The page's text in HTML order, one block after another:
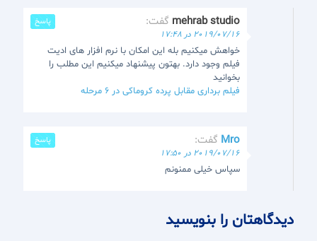
mehrab studio گفت:
2019/07/16 در 17:48
خواهش میکنیم بله این امکان با نرم افزار های ادیت
فیلم وجود دارد. بهتون پیشنهاد میکنیم این مطلب را
بخوانید
فیلم برداری مقابل پرده کروماکی در ۶ مرحله
پاسخ
Mro گفت:
2019/07/16 در 17:50
سپاس خیلی ممنونم
پاسخ
دیدگاهتان را بنویسید